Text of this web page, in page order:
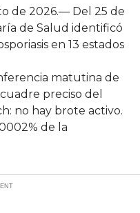
de 2026.— Del 25 de
de Salud identificó
en 13 estados
matutina de
preciso del
no hay brote activo.
de la